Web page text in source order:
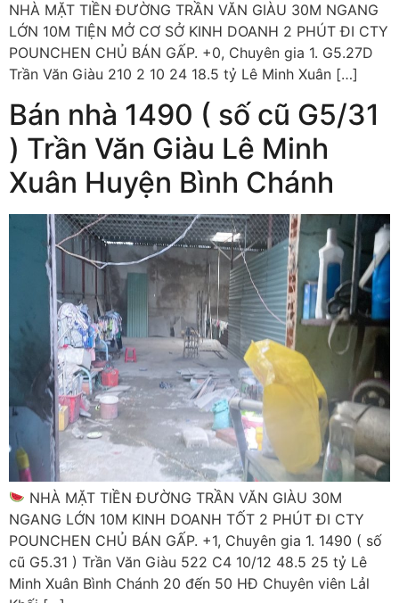
NHÀ MẶT TIỀN ĐƯỜNG TRẦN VĂN GIÀU 30M NGANG
LỚN 10M TIỆN MỞ CƠ SỞ KINH DOANH 2 PHÚT ĐI CTY
POUNCHEN CHỦ BÁN GẤP. +0, Chuyên gia 1. G5.27D
Trần Văn Giàu 210 2 10 24 18.5 tỷ Lê Minh Xuân […]
Bán nhà 1490 ( số cũ G5/31
) Trần Văn Giàu Lê Minh
Xuân Huyện Bình Chánh
NHÀ MẶT TIỀN ĐƯỜNG TRẦN VĂN GIÀU 30M
NGANG LỚN 10M KINH DOANH TỐT 2 PHÚT ĐI CTY
POUNCHEN CHỦ BÁN GẤP. +1, Chuyên gia 1. 1490 ( số
cũ G5.31 ) Trần Văn Giàu 522 C4 10/12 48.5 25 tỷ Lê
Minh Xuân Bình Chánh 20 đến 50 HĐ Chuyên viên Lảl